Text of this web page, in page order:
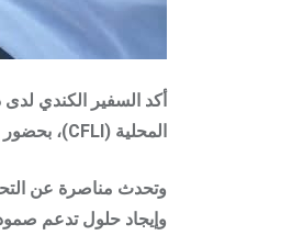
أكد السفير الكندي
المحلية (CFLI)
، بحضور
وتحدث مناصرة عن
وإيجاد حلول تدعم